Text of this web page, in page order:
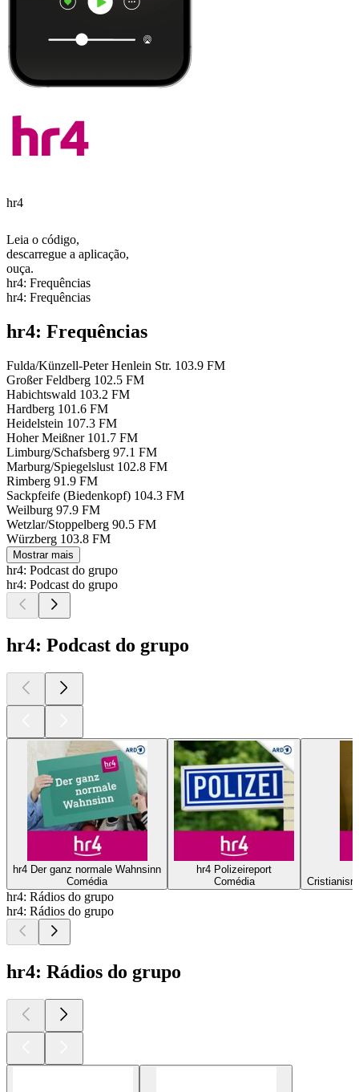
hr4
Leia o código,
descarregue a aplicação,
ouça.
hr4: Frequências
hr4: Frequências
hr4: Frequências
Fulda/Künzell-Peter Henlein Str. 103.9 FM
Großer Feldberg 102.5 FM
Habichtswald 103.2 FM
Hardberg 101.6 FM
Heidelstein 107.3 FM
Hoher Meißner 101.7 FM
Limburg/Schafsberg 97.1 FM
Marburg/Spiegelslust 102.8 FM
Rimberg 91.9 FM
Sackpfeife (Biedenkopf) 104.3 FM
Weilburg 97.9 FM
Wetzlar/Stoppelberg 90.5 FM
Würzberg 103.8 FM
Mostrar mais
hr4: Podcast do grupo
hr4: Podcast do grupo
hr4: Podcast do grupo
hr4 Der ganz normale Wahnsinn
Comédia
hr4 Polizeireport
Comédia
hr4: Rádios do grupo
hr4: Rádios do grupo
hr4: Rádios do grupo